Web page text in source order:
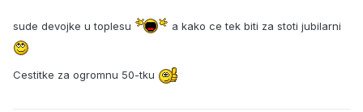
sude devojke u toplesu a kako ce tek biti za stoti jubilarni
Cestitke za ogromnu 50-tku